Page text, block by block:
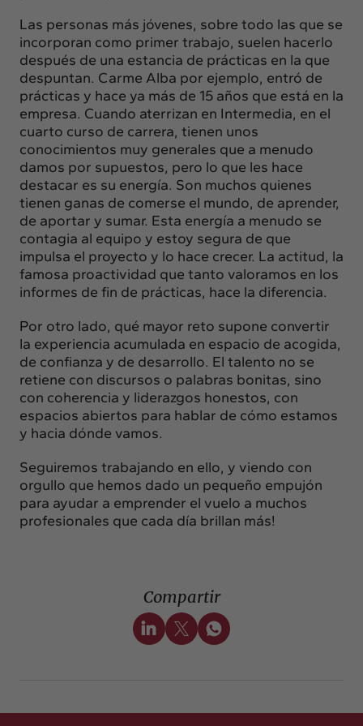
Las personas más jóvenes, sobre todo las que se
incorporan como primer trabajo, suelen hacerlo
después de una estancia de prácticas en la que
despuntan. Carme Alba por ejemplo, entró de
prácticas y hace ya más de 15 años que está en la
empresa. Cuando aterrizan en Intermedia, en el
cuarto curso de carrera, tienen unos
conocimientos muy generales que a menudo
damos por supuestos, pero lo que les hace
destacar es su energía. Son muchos quienes
tienen ganas de comerse el mundo, de aprender,
de aportar y sumar. Esta energía a menudo se
contagia al equipo y estoy segura de que
impulsa el proyecto y lo hace crecer. La actitud, la
famosa proactividad que tanto valoramos en los
informes de fin de prácticas, hace la diferencia.
Por otro lado, qué mayor reto supone convertir
la experiencia acumulada en espacio de acogida,
de confianza y de desarrollo. El talento no se
retiene con discursos o palabras bonitas, sino
con coherencia y liderazgos honestos, con
espacios abiertos para hablar de cómo estamos
y hacia dónde vamos.
Seguiremos trabajando en ello, y viendo con
orgullo que hemos dado un pequeño empujón
para ayudar a emprender el vuelo a muchos
profesionales que cada día brillan más!
Compartir